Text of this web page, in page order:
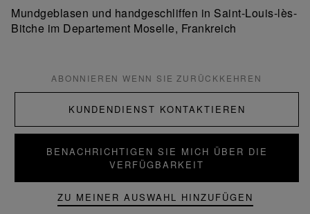
Mundgeblasen und handgeschliffen in Saint-Louis-lès-
Bitche im Departement Moselle, Frankreich
ABONNIEREN WENN SIE ZURÜCKKEHREN
KUNDENDIENST KONTAKTIEREN
BENACHRICHTIGEN SIE MICH ÜBER DIE
VERFÜGBARKEIT
ZU MEINER AUSWAHL HINZUFÜGEN